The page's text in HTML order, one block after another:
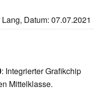
Datum: 07.07.2021
: Integrierter Grafikchip
Mittelklasse.